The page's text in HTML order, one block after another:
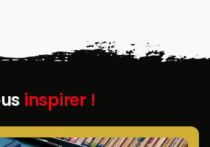
inspirer !